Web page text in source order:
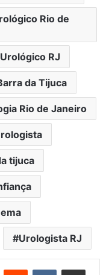
Rio de
RJ
da Tijuca
Rio de Janeiro
tijuca
Urologista RJ
Reddit VK Compartilhar via e-mail